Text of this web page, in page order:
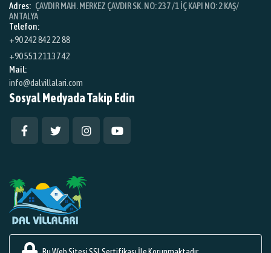
Adres: ÇAVDIR MAH. MERKEZ ÇAVDIR SK. NO: 237 /1 İÇ KAPI NO: 2 KAŞ/
ANTALYA
Telefon:
+90 242 842 22 88
+90 551 211 37 42
Mail:
info@dalvillalari.com
Sosyal Medyada Takip Edin